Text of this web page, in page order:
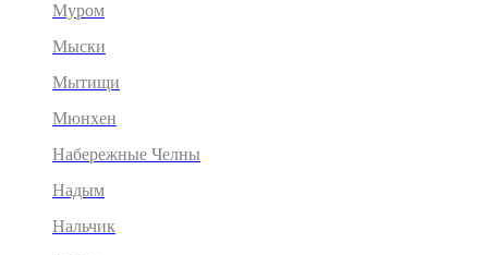
Муром
Мыски
Мытищи
Мюнхен
Набережные Челны
Надым
Нальчик